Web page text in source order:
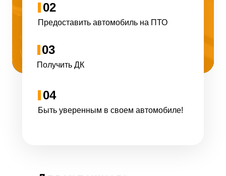
02
Предоставить автомобиль на ПТО
03
Получить ДК
04
Быть уверенным в своем автомобиле!